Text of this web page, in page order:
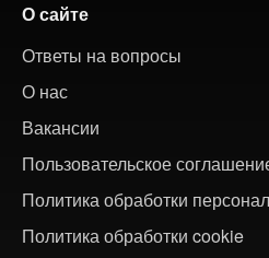
О сайте
Ответы на вопросы
О нас
Вакансии
Пользовательское
Политика обработки
Политика обработки cookie